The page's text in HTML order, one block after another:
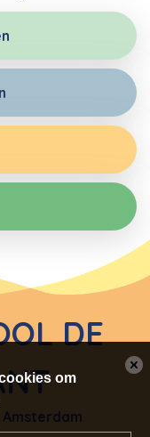
DE
Amsterdam
om